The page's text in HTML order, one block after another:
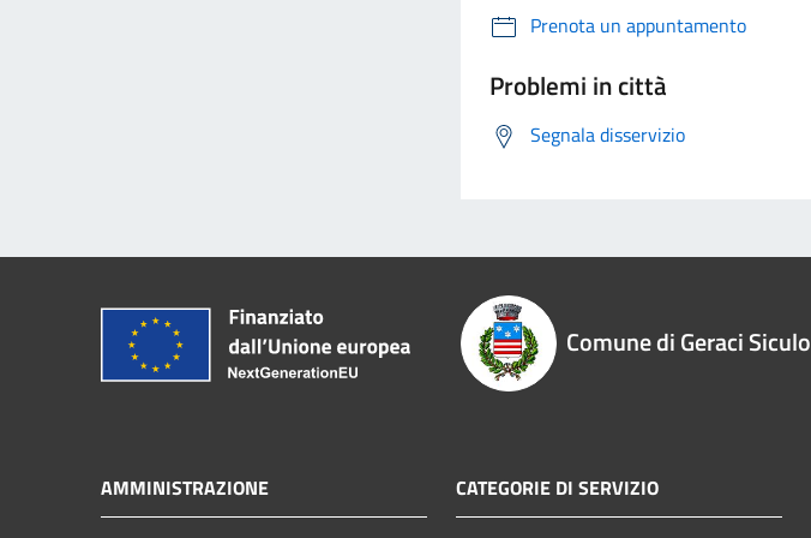
Prenota un appuntamento
Problemi in città
Segnala disservizio
Comune di Geraci Siculo
AMMINISTRAZIONE CATEGORIE DI SERVIZIO